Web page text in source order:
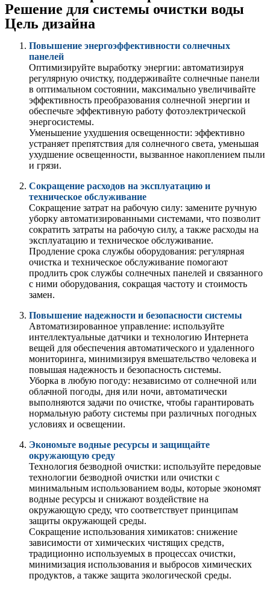
Решение для системы очистки воды
Цель дизайна
Повышение энергоэффективности солнечных
панелей
Оптимизируйте выработку энергии: автоматизируя
регулярную очистку, поддерживайте солнечные панели
в оптимальном состоянии, максимально увеличивайте
эффективность преобразования солнечной энергии и
обеспечьте эффективную работу фотоэлектрической
энергосистемы.
Уменьшение ухудшения освещенности: эффективно
устраняет препятствия для солнечного света, уменьшая
ухудшение освещенности, вызванное накоплением пыли
и грязи.
Сокращение расходов на эксплуатацию и
техническое обслуживание
Сокращение затрат на рабочую силу: замените ручную
уборку автоматизированными системами, что позволит
сократить затраты на рабочую силу, а также расходы на
эксплуатацию и техническое обслуживание.
Продление срока службы оборудования: регулярная
очистка и техническое обслуживание помогают
продлить срок службы солнечных панелей и связанного
с ними оборудования, сокращая частоту и стоимость
замен.
Повышение надежности и безопасности системы
Автоматизированное управление: используйте
интеллектуальные датчики и технологию Интернета
вещей для обеспечения автоматического и удаленного
мониторинга, минимизируя вмешательство человека и
повышая надежность и безопасность системы.
Уборка в любую погоду: независимо от солнечной или
облачной погоды, дня или ночи, автоматически
выполняются задачи по очистке, чтобы гарантировать
нормальную работу системы при различных погодных
условиях и освещении.
Экономьте водные ресурсы и защищайте
окружающую среду
Технология безводной очистки: используйте передовые
технологии безводной очистки или очистки с
минимальным использованием воды, которые экономят
водные ресурсы и снижают воздействие на
окружающую среду, что соответствует принципам
защиты окружающей среды.
Сокращение использования химикатов: снижение
зависимости от химических чистящих средств,
традиционно используемых в процессах очистки,
минимизация использования и выбросов химических
продуктов, а также защита экологической среды.